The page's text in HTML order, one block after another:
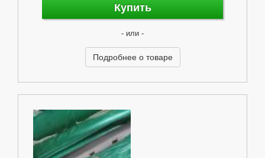
Купить
- или -
Подробнее о товаре